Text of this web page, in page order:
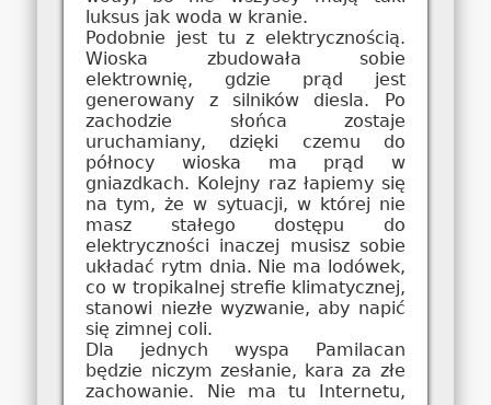
luksus jak woda w kranie.
Podobnie jest tu z elektrycznością.
Wioska zbudowała sobie
elektrownię, gdzie prąd jest
generowany z silników diesla. Po
zachodzie słońca zostaje
uruchamiany, dzięki czemu do
północy wioska ma prąd w
gniazdkach. Kolejny raz łapiemy się
na tym, że w sytuacji, w której nie
masz stałego dostępu do
elektryczności inaczej musisz sobie
układać rytm dnia. Nie ma lodówek,
co w tropikalnej strefie klimatycznej,
stanowi niezłe wyzwanie, aby napić
się zimnej coli.
Dla jednych wyspa Pamilacan
będzie niczym zesłanie, kara za złe
zachowanie. Nie ma tu Internetu,